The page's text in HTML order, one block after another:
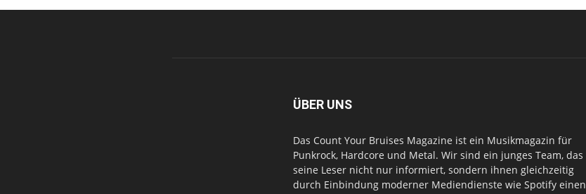
ÜBER UNS
Das Count Your Bruises Magazine ist ein Musikmagazin für
Punkrock, Hardcore und Metal. Wir sind ein junges Team, das
seine Leser nicht nur informiert, sondern ihnen gleichzeitig
durch Einbindung moderner Mediendienste wie Spotify einen